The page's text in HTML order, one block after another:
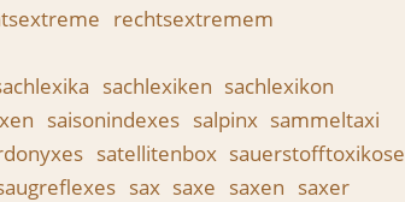
rechtsextremem
sachlexiken sachlexikon
saisonindexes salpinx sammeltaxi
satellitenbox sauerstofftoxikose
sax saxe saxen saxer